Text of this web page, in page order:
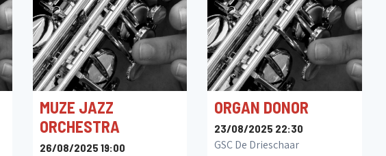
MUZE JAZZ
ORCHESTRA
26/08/2025 19:00
ORGAN DONOR
23/08/2025 22:30
GSC De Drieschaar